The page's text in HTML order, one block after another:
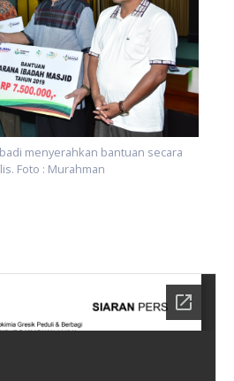
menyerahkan bantuan secara
Foto : Murahman